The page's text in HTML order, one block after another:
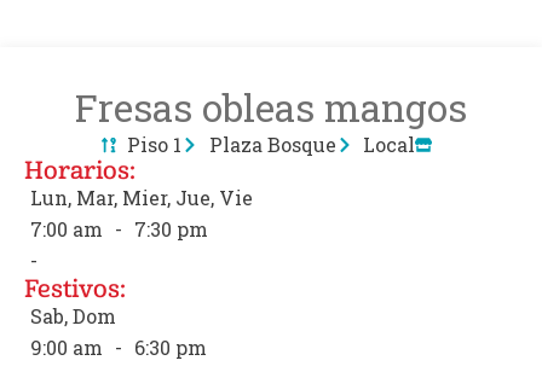
Fresas obleas mangos
Piso 1 Plaza Bosque Local
Horarios:
Lun, Mar, Mier, Jue, Vie
7:00 am - 7:30 pm
-
Festivos:
Sab, Dom
9:00 am - 6:30 pm